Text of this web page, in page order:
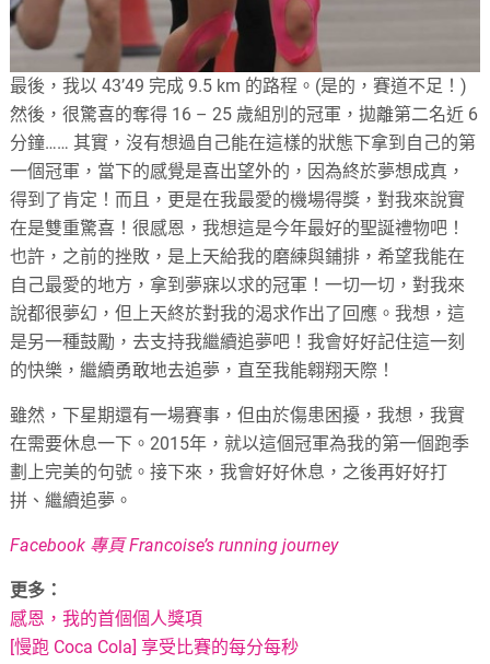
最後，我以 43’49 完成 9.5 km 的路程。(是的，賽道不足！)
然後，很驚喜的奪得 16 – 25 歲組別的冠軍，拋離第二名近 6
分鐘…… 其實，沒有想過自己能在這樣的狀態下拿到自己的第
一個冠軍，當下的感覺是喜出望外的，因為終於夢想成真，
得到了肯定！而且，更是在我最愛的機場得獎，對我來說實
在是雙重驚喜！很感恩，我想這是今年最好的聖誕禮物吧！
也許，之前的挫敗，是上天給我的磨練與鋪排，希望我能在
自己最愛的地方，拿到夢寐以求的冠軍！一切一切，對我來
說都很夢幻，但上天終於對我的渴求作出了回應。我想，這
是另一種鼓勵，去支持我繼續追夢吧！我會好好記住這一刻
的快樂，繼續勇敢地去追夢，直至我能翱翔天際！
雖然，下星期還有一場賽事，但由於傷患困擾，我想，我實
在需要休息一下。2015年，就以這個冠軍為我的第一個跑季
劃上完美的句號。接下來，我會好好休息，之後再好好打
拼、繼續追夢。
Facebook 專頁 Francoise’s running journey
更多：
感恩，我的首個個人獎項
[慢跑 Coca Cola] 享受比賽的每分每秒